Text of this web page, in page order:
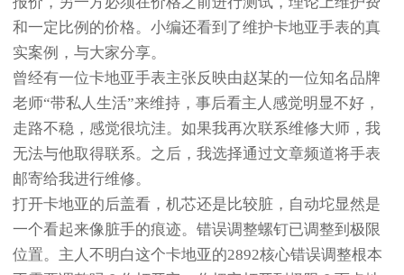
和一定比例的价格。小编还看到了维护卡地亚手表的真
实案例，与大家分享。
曾经有一位卡地亚手表主张反映由赵某的一位知名品牌
老师“带私人生活”来维持，事后看主人感觉明显不好，
走路不稳，感觉很坑洼。如果我再次联系维修大师，我
无法与他取得联系。之后，我选择通过文章频道将手表
邮寄给我进行维修。
打开卡地亚的后盖看，机芯还是比较脏，自动坨显然是
一个看起来像脏手的痕迹。错误调整螺钉已调整到极限
位置。主人不明白这个卡地亚的2892核心错误调整根本